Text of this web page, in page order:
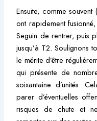
Ensuite, comme
ont rapidement
Seguin de rentrer, puis
jusqu’à T2. Soulignons
le mérite d’être
qui présente de
soixantaine d’unités.
parer d’éventuelles
risques de chute et